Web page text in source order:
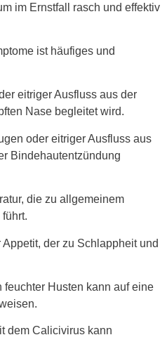
im Ernstfall rasch und effektiv
ist häufiges und
eitriger Ausfluss aus der
Nase begleitet wird.
oder eitriger Ausfluss aus
Bindehautentzündung
die zu allgemeinem
Appetit, der zu Schlappheit und
feuchter Husten kann auf eine
dem Calicivirus kann